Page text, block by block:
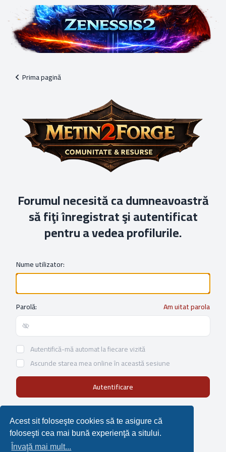
Acest sit foloseşte cookies să te asigure că
foloseşti cea mai bună experienţă a sitului.
Învaţă mai mult...
Prima pagină
Forumul necesită ca dumneavoastră
să fiţi înregistrat şi autentificat
pentru a vedea profilurile.
Nume utilizator:
Parolă: Am uitat parola
Show/hide password
Autentifică-mă automat la fiecare vizită
Ascunde starea mea online în această sesiune
Not a member?Înregistrare